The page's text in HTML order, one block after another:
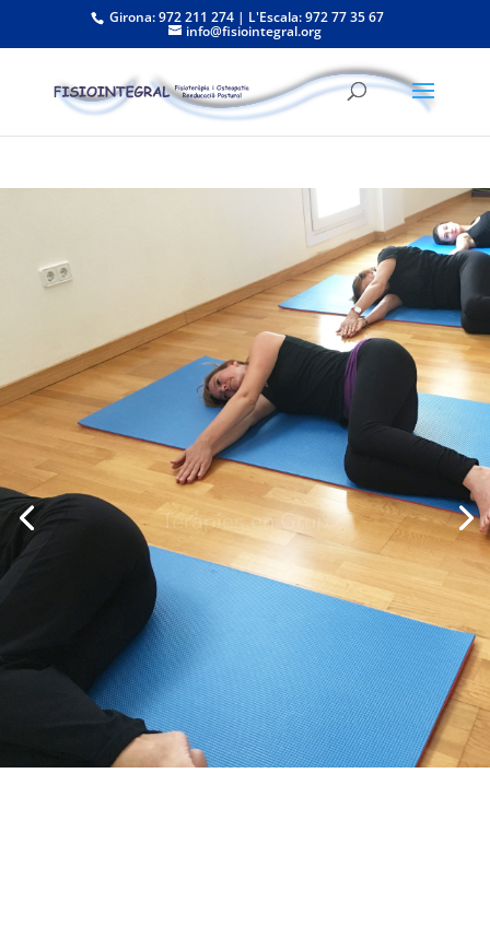
Girona: 972 211 274 | L'Escala: 972 77 35 67
info@fisiointegral.org
Teràpies en Grup